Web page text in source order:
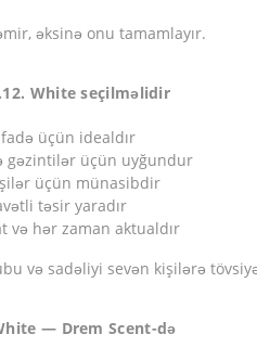
əksinə onu tamamlayır.
White seçilməlidir
üçün idealdır
gəzintilər üçün uyğundur
üçün münasibdir
təsir yaradır
və hər zaman aktualdır
və sadəliyi sevən kişilərə
— Drem Scent-də